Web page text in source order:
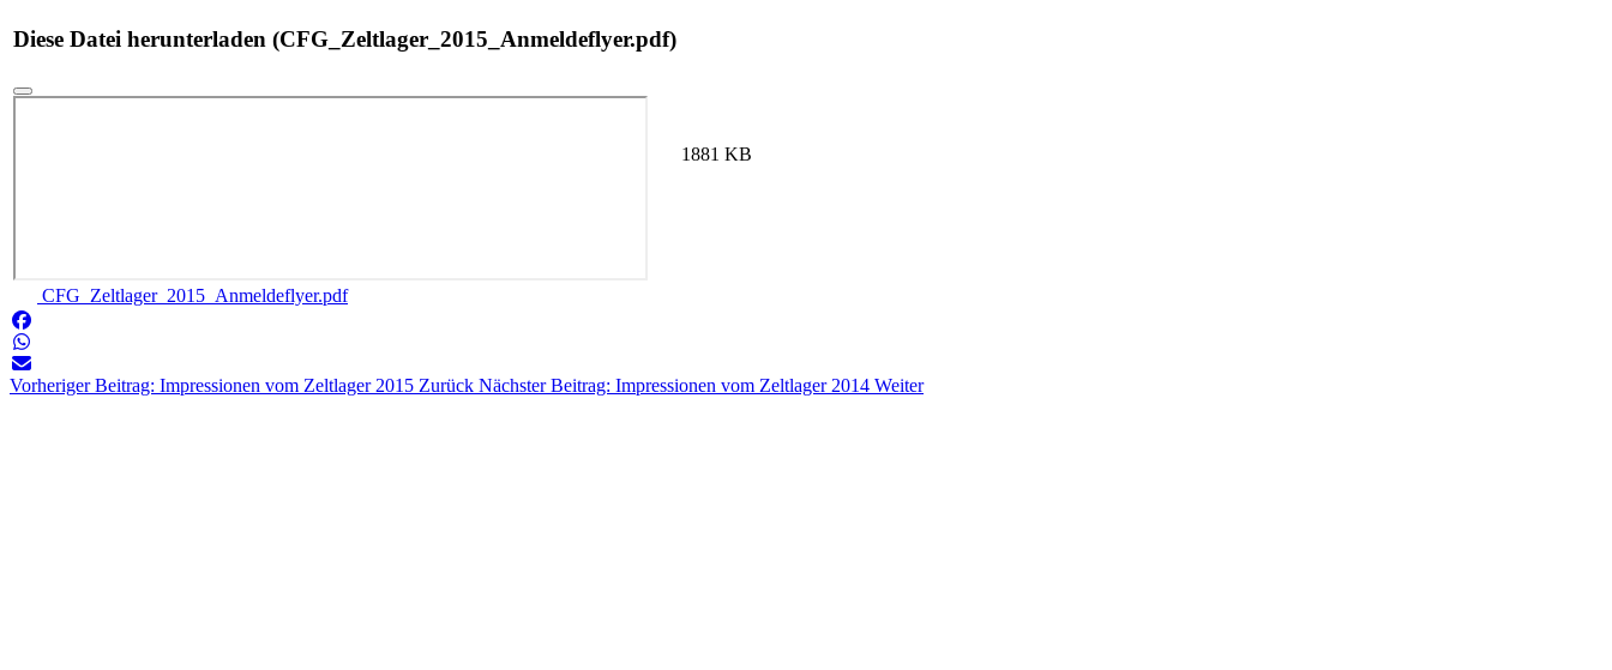
Diese Datei herunterladen (CFG_Zeltlager_2015_Anmeldeflyer.pdf)
CFG_Zeltlager_2015_Anmeldeflyer.pdf
1881 KB
Vorheriger Beitrag: Impressionen vom Zeltlager 2015 Zurück Nächster Beitrag: Impressionen vom Zeltlager 2014 Weiter